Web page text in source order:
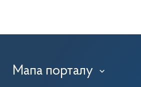
Мапа порталу ›